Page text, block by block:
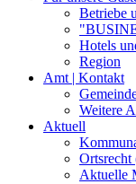
Betriebe
Hotels
Region
Amt | Kontakt
Weitere
Aktuell
Ortsrecht
Aktuelle